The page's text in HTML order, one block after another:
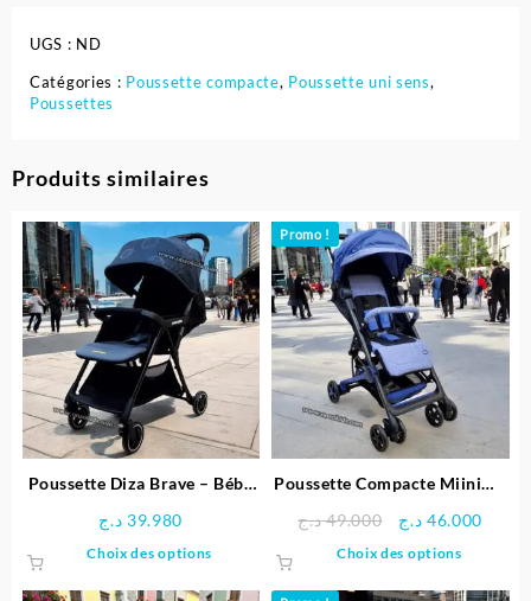
UGS : ND
Catégories : Poussette compacte, Poussette uni sens,
Poussettes
Produits similaires
Poussette Diza Brave – Bébé
39.980 د.ج
Choix des options
Promo !
Poussette Compacte Miinimo
49.000 د.ج
Le
était :
46.000 د.ج
est :
Choix des options